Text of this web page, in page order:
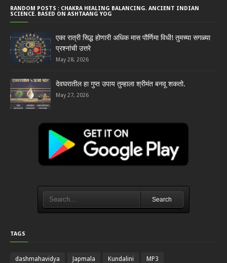
RANDOM POSTS : CHAKRA HEALING BALANCING. ANCIENT INDIAN
SCIENCE. BASED ON ASHTAANG YOG
एका रात्री सिद्ध होणारी अधिक मास पौर्णिमा विधी! तुमच्या सगळ्या
प्रश्नांची उत्तरे
May 28, 2026
देवघरातील हा गुप्त उपाय तुम्हाला श्रीमंत बनवू शकतो.
May 27, 2026
Search
TAGS
dashmahavidya Japmala Kundalini MP3